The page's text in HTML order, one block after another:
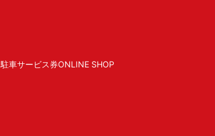
駐車サービス券ONLINE SHOP